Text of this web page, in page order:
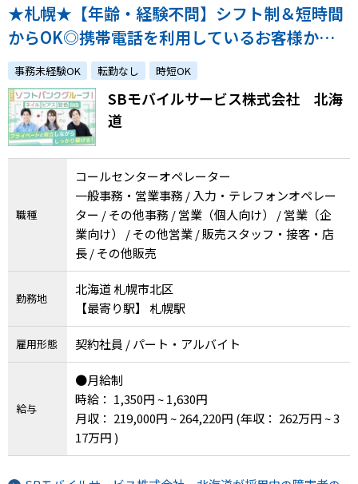
★札幌★【年齢・経験不問】シフト制＆短時間
からOK◎携帯電話を利用しているお客様から
の問い合わせ対応業務
事務未経験OK 転勤なし 時短OK
SBモバイルサービス株式会社 北海
道
職種
コールセンターオペレーター
一般事務・営業事務 / 入力・テレフォンオペレー
ター / その他事務 / 営業（個人向け） / 営業（企
業向け） / その他営業 / 販売スタッフ・接客・店
長 / その他販売
勤務地
北海道 札幌市北区
【最寄り駅】 札幌駅
雇用形態 契約社員 / パート・アルバイト
給与
●月給制
時給： 1,350円 ~ 1,630円
月収： 219,000円 ~ 264,220円 (年収： 262万円 ~ 3
17万円 )